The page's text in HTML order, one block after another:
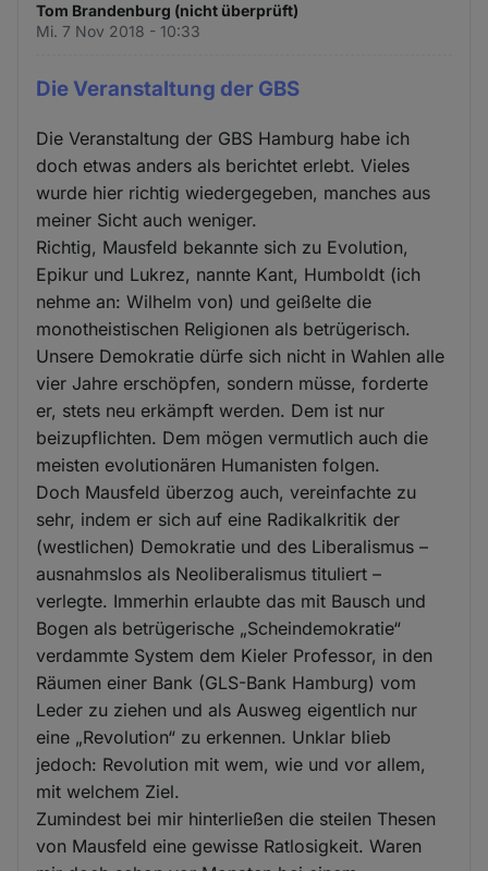
Tom Brandenburg (nicht überprüft)
Mi. 7 Nov 2018 - 10:33
Die Veranstaltung der GBS
Die Veranstaltung der GBS Hamburg habe ich
doch etwas anders als berichtet erlebt. Vieles
wurde hier richtig wiedergegeben, manches aus
meiner Sicht auch weniger.
Richtig, Mausfeld bekannte sich zu Evolution,
Epikur und Lukrez, nannte Kant, Humboldt (ich
nehme an: Wilhelm von) und geißelte die
monotheistischen Religionen als betrügerisch.
Unsere Demokratie dürfe sich nicht in Wahlen alle
vier Jahre erschöpfen, sondern müsse, forderte
er, stets neu erkämpft werden. Dem ist nur
beizupflichten. Dem mögen vermutlich auch die
meisten evolutionären Humanisten folgen.
Doch Mausfeld überzog auch, vereinfachte zu
sehr, indem er sich auf eine Radikalkritik der
(westlichen) Demokratie und des Liberalismus –
ausnahmslos als Neoliberalismus tituliert –
verlegte. Immerhin erlaubte das mit Bausch und
Bogen als betrügerische „Scheindemokratie“
verdammte System dem Kieler Professor, in den
Räumen einer Bank (GLS-Bank Hamburg) vom
Leder zu ziehen und als Ausweg eigentlich nur
eine „Revolution“ zu erkennen. Unklar blieb
jedoch: Revolution mit wem, wie und vor allem,
mit welchem Ziel.
Zumindest bei mir hinterließen die steilen Thesen
von Mausfeld eine gewisse Ratlosigkeit. Waren